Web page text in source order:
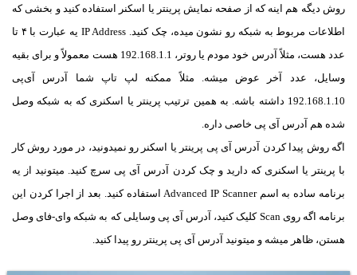
روش دیگه هم اینه که از صفحه نمایش پرینتر یا اسکنر استفاده کنید و بخشی که
اطلاعات مربوط به شبکه رو نشون میده، چک کنید. IP Address یه عبارت با ۴ تا
عدد هست، مثلاً آدرس خود مودم یا روتر، 192.168.1.1 هست معمولاً و برای بقیه
وسایل، عدد آخر عوض میشه. مثلاً ممکنه لپ تاپ شما آدرس آی‌پی
192.168.1.10 داشته باشه. به همین ترتیب پرینتر یا اسکنری که به شبکه وصل
شده هم آدرس آی پی خاصی داره.
اگه روش پیدا کردن آدرس آی پی پرینتر یا اسکنر رو نمیدونید، در مورد روش کار
با پرینتر یا اسکنری که دارید و چک کردن آدرس آی پی سرچ کنید. میتونید از یه
برنامه ساده به اسم Advanced IP Scanner استفاده کنید. بعد از اجرا کردن این
برنامه اگه روی Scan کلیک کنید، آدرس آی پی وسایلی که به شبکه وای-فای وصل
هستن، ظاهر میشه و میتونید آدرس آی پی پرینتر رو پیدا کنید.